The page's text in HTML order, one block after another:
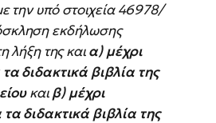
υπό στοιχεία 46978/
εκδήλωσης
λήξη της καια) μέχρι
διδακτικά βιβλία της
καιβ) μέχρι
διδακτικά βιβλία της